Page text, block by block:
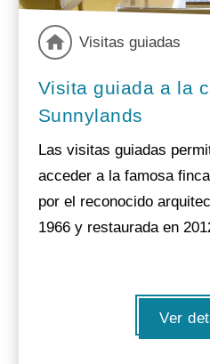
Visitas guiadas
Visita guiada a la
Sunnylands
Las visitas guiadas
acceder a la famosa
por el reconocido
1966 y restaurada en
Ver